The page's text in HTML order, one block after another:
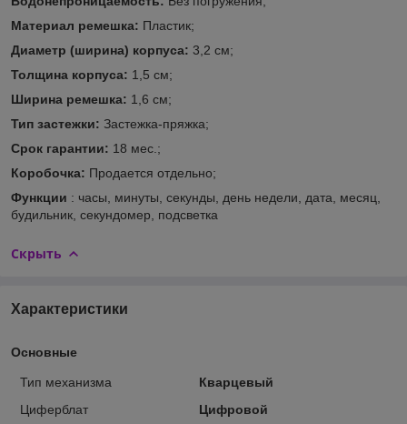
Материал ремешка: Пластик;
Диаметр (ширина) корпуса: 3,2 см;
Толщина корпуса: 1,5 см;
Ширина ремешка: 1,6 см;
Тип застежки: Застежка-пряжка;
Срок гарантии: 18 мес.;
Коробочка: Продается отдельно;
Функции : часы, минуты, секунды, день недели, дата, месяц,
будильник, секундомер, подсветка
Скрыть
Характеристики
Основные
Тип механизма
Кварцевый
Циферблат
Цифровой